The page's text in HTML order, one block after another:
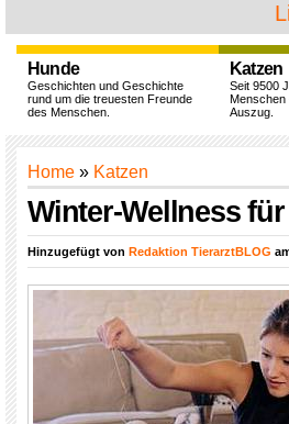
Hunde
Geschichten und Geschichte
rund um die treuesten Freunde
des Menschen.
Katzen
Seit 9500
Menschen
Auszug.
Home » Katzen
Winter-Wellness
Hinzugefügt von Redaktion TierarztBLOG